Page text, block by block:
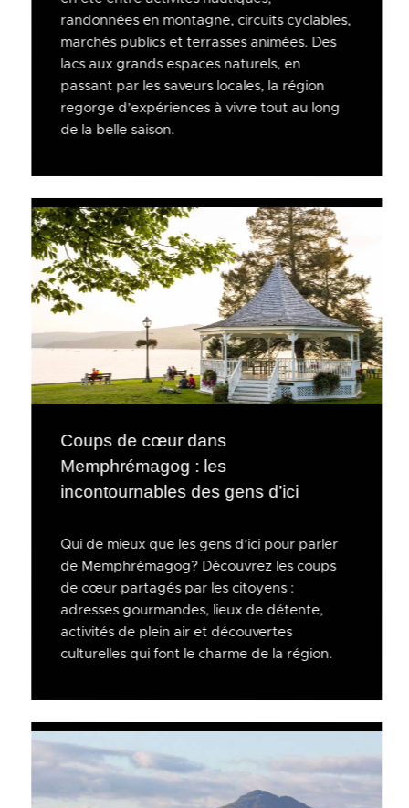
randonnées en montagne, circuits cyclables,
marchés publics et terrasses animées. Des
lacs aux grands espaces naturels, en
passant par les saveurs locales, la région
regorge d’expériences à vivre tout au long
de la belle saison.
Coups de cœur dans
Memphrémagog : les
incontournables des gens d’ici
Qui de mieux que les gens d’ici pour parler
de Memphrémagog? Découvrez les coups
de cœur partagés par les citoyens :
adresses gourmandes, lieux de détente,
activités de plein air et découvertes
culturelles qui font le charme de la région.